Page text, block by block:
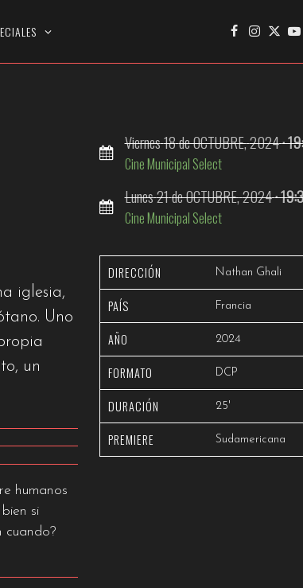
iglesia,
Uno
un
humanos
si
cuando?
Viernes18de OCTUBRE,2024·
Cine Municipal Select
Lunes21de OCTUBRE,2024·
Cine Municipal Select
DIRECCIÓN Nathan Ghali
PAÍS Francia
AÑO 2024
FORMATO DCP
DURACIÓN 25'
PREMIERE Sudamericana